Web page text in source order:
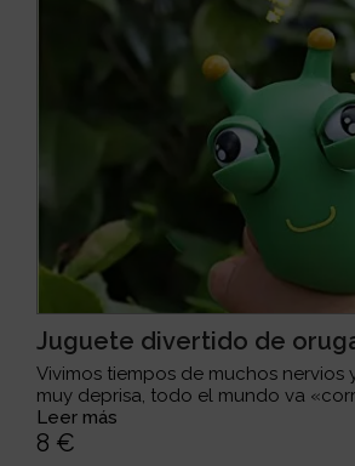
Juguete divertido de
Vivimos tiempos de muchos nervios
muy deprisa, todo el mundo va
Leer más
8 €